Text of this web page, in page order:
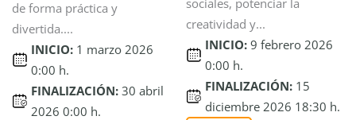
de forma práctica y
divertida....
INICIO: 1 marzo 2026
0:00 h.
FINALIZACIÓN: 30 abril
2026 0:00 h.
creatividad y...
INICIO: 9 febrero 2026
0:00 h.
FINALIZACIÓN: 15
diciembre 2026 18:30 h.